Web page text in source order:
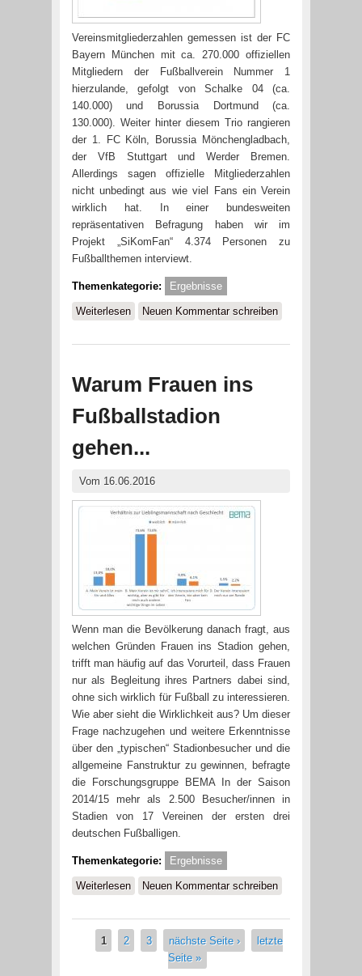
Vereinsmitgliederzahlen gemessen ist der FC
Bayern München mit ca. 270.000 offiziellen
Mitgliedern der Fußballverein Nummer 1
hierzulande, gefolgt von Schalke 04 (ca.
140.000) und Borussia Dortmund (ca.
130.000). Weiter hinter diesem Trio rangieren
der 1. FC Köln, Borussia Mönchengladbach,
der VfB Stuttgart und Werder Bremen.
Allerdings sagen offizielle Mitgliederzahlen
nicht unbedingt aus wie viel Fans ein Verein
wirklich hat. In einer bundesweiten
repräsentativen Befragung haben wir im
Projekt „SiKomFan“ 4.374 Personen zu
Fußballthemen interviewt.
Themenkategorie: Ergebnisse
Weiterlesenüber Wer ist der wahre „Meister der
Neuen Kommentar schreiben
Warum Frauen ins
Fußballstadion
gehen...
Vom 16.06.2016
Wenn man die Bevölkerung danach fragt, aus
welchen Gründen Frauen ins Stadion gehen,
trifft man häufig auf das Vorurteil, dass Frauen
nur als Begleitung ihres Partners dabei sind,
ohne sich wirklich für Fußball zu interessieren.
Wie aber sieht die Wirklichkeit aus? Um dieser
Frage nachzugehen und weitere Erkenntnisse
über den „typischen“ Stadionbesucher und die
allgemeine Fanstruktur zu gewinnen, befragte
die Forschungsgruppe BEMA In der Saison
2014/15 mehr als 2.500 Besucher/innen in
Stadien von 17 Vereinen der ersten drei
deutschen Fußballigen.
Themenkategorie: Ergebnisse
Weiterlesenüber Warum Frauen ins
Neuen Kommentar schreiben
Seiten
1 2 3 nächste Seite ›
letzte
Seite »